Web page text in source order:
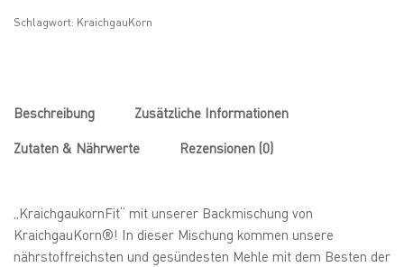
Schlagwort: KraichgauKorn
Beschreibung
Zusätzliche Informationen
Zutaten & Nährwerte
Rezensionen (0)
„KraichgaukornFit“ mit unserer Backmischung von
KraichgauKorn®! In dieser Mischung kommen unsere
nährstoffreichsten und gesündesten Mehle mit dem Besten der